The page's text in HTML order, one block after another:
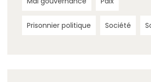
Prisonnier politique Société